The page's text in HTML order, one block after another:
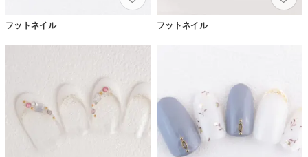
フットネイル フットネイル